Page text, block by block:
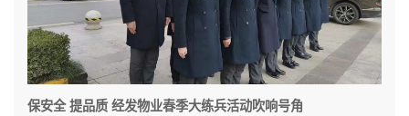
保安全 提品质 经发物业春季大练兵活动吹响号角